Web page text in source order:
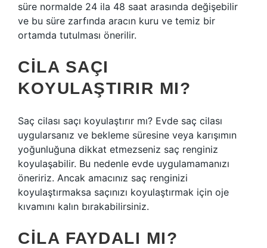
süre normalde 24 ila 48 saat arasında değişebilir
ve bu süre zarfında aracın kuru ve temiz bir
ortamda tutulması önerilir.
CILA SAÇI
KOYULAŞTIRIR MI?
Saç cilası saçı koyulaştırır mı? Evde saç cilası
uygularsanız ve bekleme süresine veya karışımın
yoğunluğuna dikkat etmezseniz saç renginiz
koyulaşabilir. Bu nedenle evde uygulamamanızı
öneririz. Ancak amacınız saç renginizi
koyulaştırmaksa saçınızı koyulaştırmak için oje
kıvamını kalın bırakabilirsiniz.
CILA FAYDALI MI?